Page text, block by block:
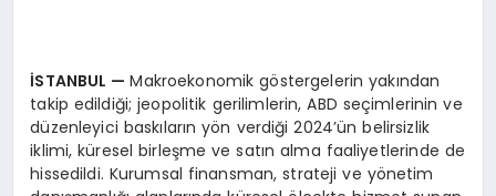
İSTANBUL —Makroekonomik göstergelerin yakından
takip edildiği; jeopolitik gerilimlerin, ABD seçimlerinin ve
düzenleyici baskıların yön verdiği 2024’ün belirsizlik
iklimi, küresel birleşme ve satın alma faaliyetlerinde de
hissedildi. Kurumsal finansman, strateji ve yönetim